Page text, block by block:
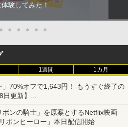
験してみた！
● ● ● ● ● ●
1週間 1カ月
」70%オフで1,643円！ もうすぐ終了の
更新】
は「大神 絶景版」が67%オフで990円
ンの騎士」を原案とするNetflix映画
ボンヒーロー」本日配信開始